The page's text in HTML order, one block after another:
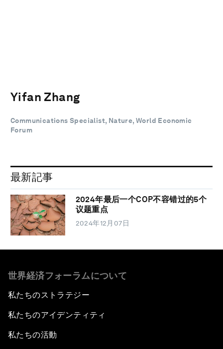
Yifan Zhang
Communications Specialist, Nature, World Economic
Forum
最新記事
2024年最后一个COP不容错过的5个
议题重点
2024年12月07日
世界経済フォーラムについて
私たちのストラテジー
私たちのアイデンティティ
私たちの活動